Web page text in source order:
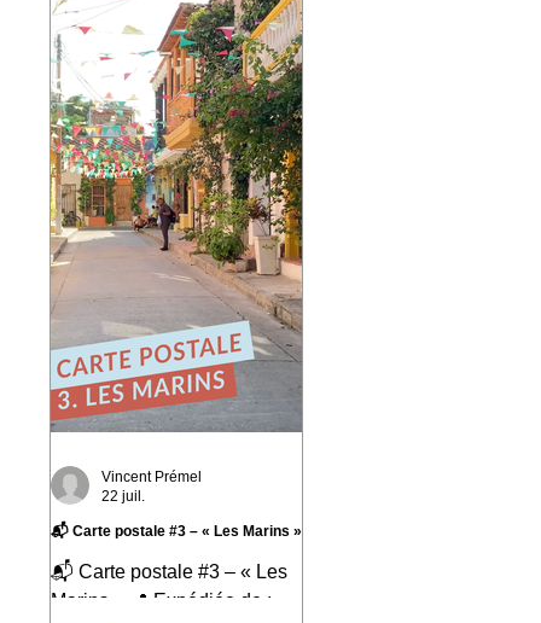
quatrième carte postale nous
emmène au Chili, dans l'une
des villes qui m'a le plus
marqué : Valparaíso. Une
ville portuaire cabossée,
vibrante, profondément
attachante. Une ville qui
regarde l'océan Pacifique
depuis ses 42 cerros, où
chaque rue raconte une
histoire et où le street art
semble avoir remplacé les
murs gris. En parcourant ses
collines, j'ai découvert une
ville résiliente, populaire, cr
📬 Carte postale #3 – « Les Marins »
📬 Carte postale #3 – « Les
Marins » 📍 Expédiée de :
Vincent Prémel
22 juil.